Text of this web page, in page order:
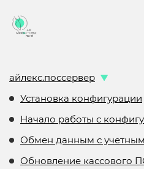
айлекс.поссервер
Установка конфигурации
Начало работы с
Обмен данным с
Обновление кассового